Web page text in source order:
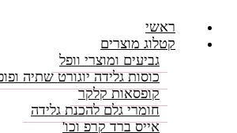
ראשי
קטלוג מוצרים
גביעים ומוצרי וופל
כוסות גלידה יוגורט שתיה
קופסאות קלקר
חומרי גלם להכנת גלידה
אייס ברד קרפ וכו'